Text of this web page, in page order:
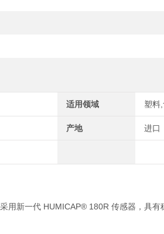
适用领域 塑料
产地 进口
用新一代 HUMICAP® 180R 传感器，具